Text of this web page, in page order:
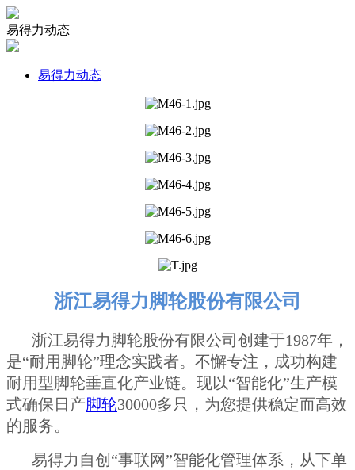
易得力动态
易得力动态
浙江易得力脚轮股份有限公司
浙江易得力脚轮股份有限公司创建于1987年，
是“耐用脚轮”理念实践者。不懈专注，成功构建
耐用型脚轮垂直化产业链。现以“智能化”生产模
式确保日产脚轮30000多只，为您提供稳定而高效
的服务。
易得力自创“事联网”智能化管理体系，从下单